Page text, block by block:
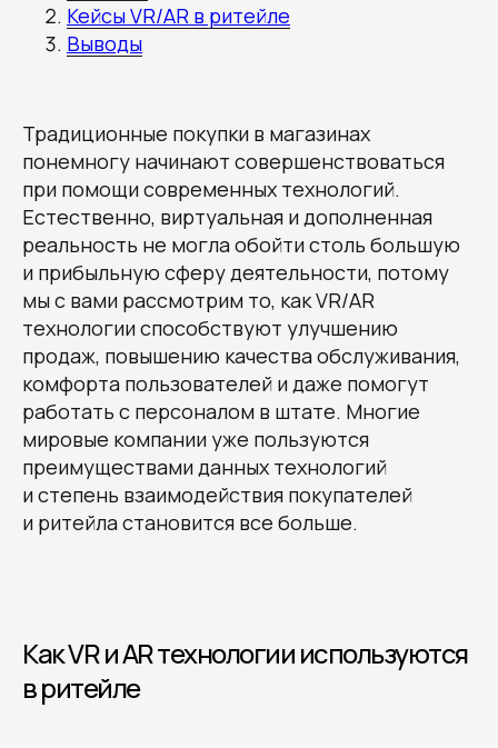
Кейсы VR/AR в ритейле
Выводы
Традиционные покупки в магазинах
понемногу начинают совершенствоваться
при помощи современных технологий.
Естественно, виртуальная и дополненная
реальность не могла обойти столь большую
и прибыльную сферу деятельности, потому
мы с вами рассмотрим то, как VR/AR
технологии способствуют улучшению
продаж, повышению качества обслуживания,
комфорта пользователей и даже помогут
работать с персоналом в штате. Многие
мировые компании уже пользуются
преимуществами данных технологий
и степень взаимодействия покупателей
и ритейла становится все больше.
Как VR и AR технологии используются
в ритейле